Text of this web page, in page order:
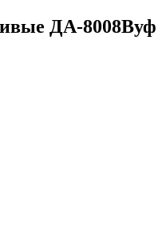
ДА-8008Вуф